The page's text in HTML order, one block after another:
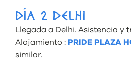
DÍA 2 DELHI
Llegada a Delhi. Asistencia y
Alojamiento : PRIDE PLAZA
similar.